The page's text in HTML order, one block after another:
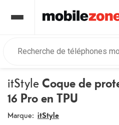
itStyleCoque de
16 Pro en TPU
Marque: itStyle